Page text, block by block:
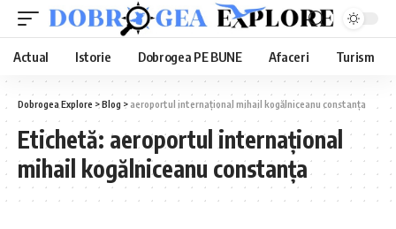
Actual Istorie Dobrogea PE BUNE Afaceri Turism
Dobrogea Explore >Blog > aeroportul internațional mihail kogălniceanu constanța
Etichetă: aeroportul internațional
mihail kogălniceanu constanța